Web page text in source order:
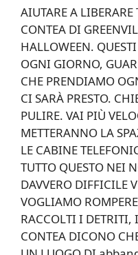
AIUTARE A LIBERARE
CONTEA DI
HALLOWEEN.
OGNI GIORNO,
CHE PRENDIAMO
CI SARÀ PRESTO.
PULIRE. VAI PIÙ
METTERANNO LA
LE CABINE
TUTTO QUESTO NEI
DAVVERO DIFFICILE
VOGLIAMO
RACCOLTI I
CONTEA DICONO